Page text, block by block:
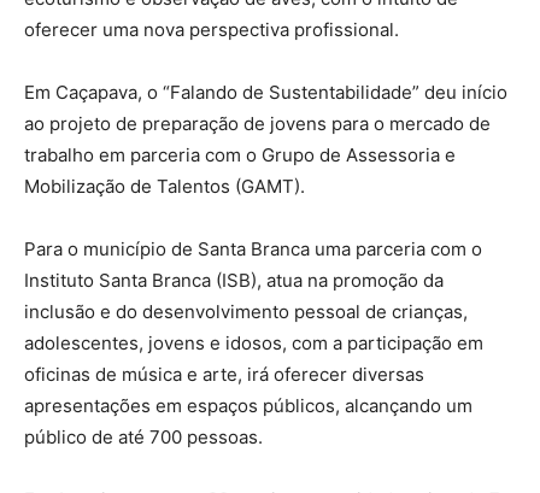
oferecer uma nova perspectiva profissional.
Em Caçapava, o “Falando de Sustentabilidade” deu início
ao projeto de preparação de jovens para o mercado de
trabalho em parceria com o Grupo de Assessoria e
Mobilização de Talentos (GAMT).
Para o município de Santa Branca uma parceria com o
Instituto Santa Branca (ISB), atua na promoção da
inclusão e do desenvolvimento pessoal de crianças,
adolescentes, jovens e idosos, com a participação em
oficinas de música e arte, irá oferecer diversas
apresentações em espaços públicos, alcançando um
público de até 700 pessoas.